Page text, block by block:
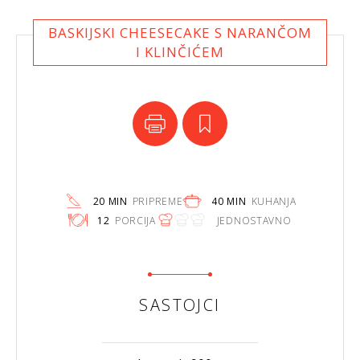
BASKIJSKI CHEESECAKE S NARANČOM
I KLINČIĆEM
20 MIN PRIPREME 40 MIN KUHANJA
12 PORCIJA JEDNOSTAVNO
SASTOJCI